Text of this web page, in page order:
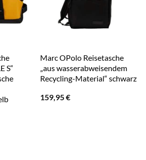
S“
Marc OPolo Reisetasche
„aus wasserabweisendem
Recycling-Material“ schwarz
159,95€